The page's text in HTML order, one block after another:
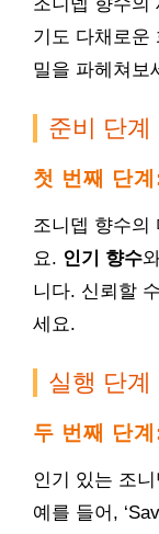
기도 다채로운
밀을 파헤쳐보
준비 단계
첫 번째 단계
조니뎁 향수의
요. 인기 향수
니다. 신뢰할
세요.
실행 단계
두 번째 단계
인기 있는 조
예를 들어,